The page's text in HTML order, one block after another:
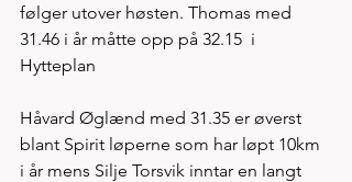
følger utover høsten. Thomas med
31.46 i år måtte opp på 32.15  i
Hytteplan
Håvard Øglænd med 31.35 er øverst
blant Spirit løperne som har løpt 10km
i år mens Silje Torsvik inntar en langt